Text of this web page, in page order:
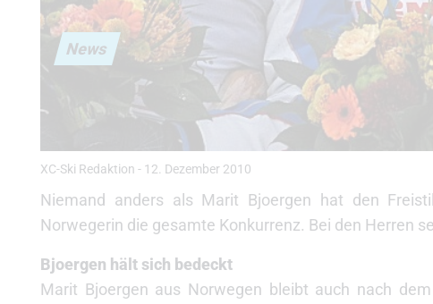
News
XC-Ski Redaktion - 12. Dezember 2010
Niemand anders als Marit Bjoergen hat den
Norwegerin die gesamte Konkurrenz. Bei den Herren
Bjoergen hält sich bedeckt
Marit Bjoergen aus Norwegen bleibt auch nach